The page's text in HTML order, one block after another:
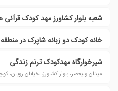
شعبه بلوار کشاورز مهد کودک
خانه کودک دو زبانه شاپرک در منطقه ۶ تهران
شیرخوارگاه مهدکودک ترنم زندگی
میدان ولیعصر، بلوار کشاورز، خیابان رویان،